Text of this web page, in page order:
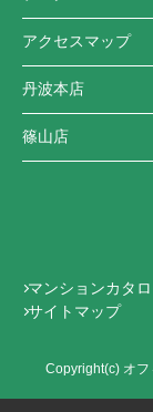
アクセスマップ
丹波本店
篠山店
マンションカタ
サイトマップ
Copyright(c) オフ